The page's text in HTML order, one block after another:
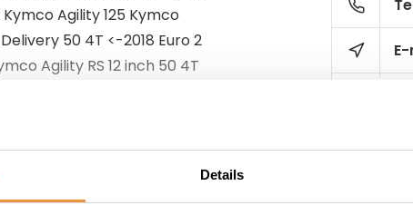
Details
Agility 125 Kymco
50 4T <-2018 Euro 2
Agility RS 12 inch 50 4T
AC 2T Kymco Filly 50 4T
Vitality 50 AC 2T 2004-
50 2T Kymco ZX 50 2T